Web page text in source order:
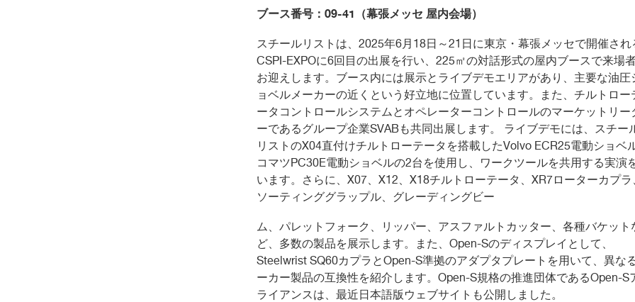
ブース番号： 09-41 （幕張メッセ 屋内会場）
スチールリストは、 2025年6月 18日～21 日に東京・幕張メッセで開催され
CSPI-EXPOに6回目の出展を行い、 225㎡の対話形式の屋内ブースで来場
お迎えします。ブース内には展示とライブデモエリアがあり、主要な油圧
ョベルメーカーの近くという好立地に位置しています。また、チルトロー
ータコントロールシステムとオペレーターコントロールのマーケットリー
ーであるグループ企業SVABも共同出展します。 ライブデモには、スチー
リストのX04直付けチルトローテータを搭載したVolvo ECR25電動ショベ
コマツPC30E電動ショベルの2台を使用し、ワークツールを共用する実演
います。さらに、 X07、 X12 X18チルトローテータ、 XR7ローターカプラ
ソーティンググラップル、グレーディングビー
ム、パレットフォーク、リッパー、アスファルトカッター、各種バケット
ど、多数の製品を展示します。また、 Open-Sのディスプレイとして、
Steelwrist SQ60カプラとOpen-S準拠のアダプタプレートを用いて、異な
ーカー製品の互換性を紹介します。 Open-S規格の推進団体であるOpen-S
ライアンスは、最近日本語版ウェブサイトも公開しました。